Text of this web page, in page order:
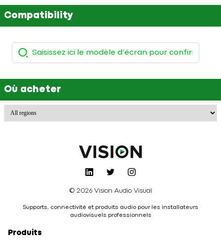
Compatibility
Où acheter
© 2026 Vision Audio Visual
Supports, connectivité et produits audio pour les installateurs
audiovisuels professionnels
Produits